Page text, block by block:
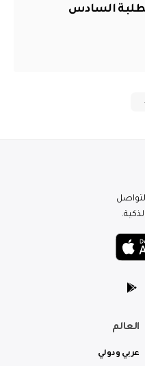
لطلبة السادس
العالم
عربي ودولي